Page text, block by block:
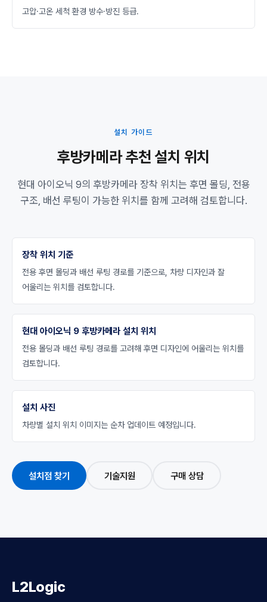
고압·고온 세척 환경 방수·방진 등급.
설치 가이드
후방카메라 추천 설치 위치
현대 아이오닉 9의 후방카메라 장착 위치는 후면 몰딩, 전용
구조, 배선 루팅이 가능한 위치를 함께 고려해 검토합니다.
장착 위치 기준
전용 후면 몰딩과 배선 루팅 경로를 기준으로, 차량 디자인과 잘
어울리는 위치를 검토합니다.
현대 아이오닉 9 후방카메라 설치 위치
전용 몰딩과 배선 루팅 경로를 고려해 후면 디자인에 어울리는 위치를
검토합니다.
설치 사진
차량별 설치 위치 이미지는 순차 업데이트 예정입니다.
설치점 찾기 기술지원 구매 상담
L2Logic